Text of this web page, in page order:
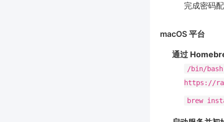
完成密码
macOS 平台
通过
/bin/
https://
brew